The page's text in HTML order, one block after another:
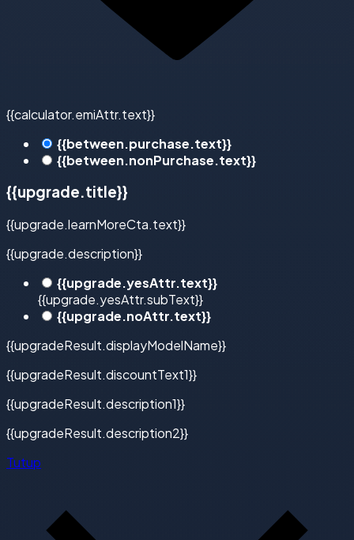
{{calculator.emiAttr.text}}
{{between.purchase.text}}
{{between.nonPurchase.text}}
{{upgrade.title}}
{{upgrade.learnMoreCta.text}}
{{upgrade.description}}
{{upgrade.yesAttr.text}}
{{upgrade.yesAttr.subText}}
{{upgrade.noAttr.text}}
{{upgradeResult.displayModelName}}
{{upgradeResult.discountText1}}
{{upgradeResult.description1}}
{{upgradeResult.description2}}
Tutup